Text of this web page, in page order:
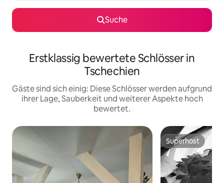
Suche
Erstklassig bewertete Schlösser in
Tschechien
Gäste sind sich einig: Diese Schlösser werden aufgrund
ihrer Lage, Sauberkeit und weiterer Aspekte hoch
bewertet.
Superhost
Superhost